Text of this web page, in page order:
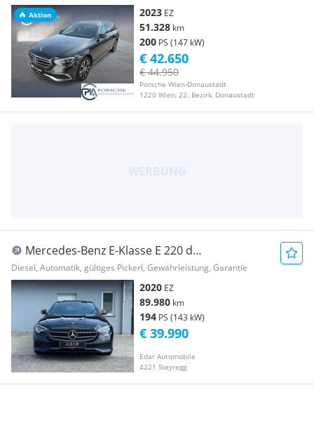
Aktion 2023 EZ
51.328 km
200 PS (147 kW)
Porsche Wien-Donaustadt
1220 Wien, 22. Bezirk, Donaustadt
€ 44.950
€ 42.650
Mercedes-Benz E-Klasse E 220 d
Aut.*Schiebedach*Teilleder*Rückfahrkamera*
Diesel, Automatik, gültiges Pickerl, Gewährleistung, Garantie
2020 EZ
89.980 km
194 PS (143 kW)
Edar Automobile
4221 Steyregg
€ 39.990